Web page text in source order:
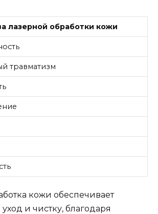
лазерной обработки кожи
травматизм
кожи обеспечивает
и чистку, благодаря